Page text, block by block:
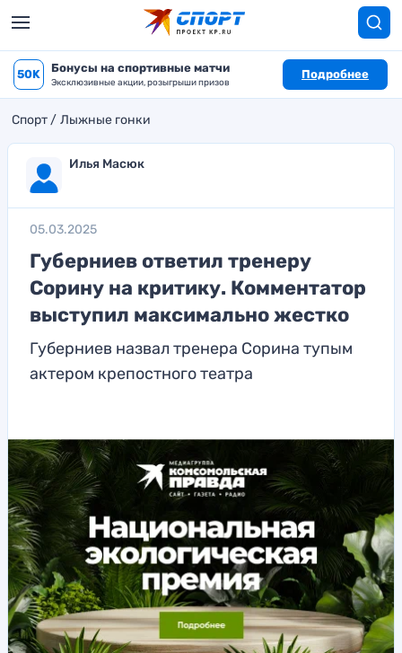
50K Бонусы на спортивные матчи
Эксклюзивные акции, розыгрыши призов
Подробнее
Спорт Лыжные гонки
Илья Масюк
05.03.2025
Губерниев ответил тренеру
Сорину на критику. Комментатор
выступил максимально жестко
Губерниев назвал тренера Сорина тупым
актером крепостного театра